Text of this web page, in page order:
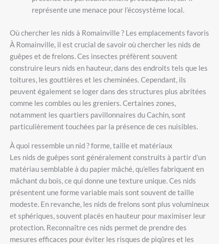
représente une menace pour l’écosystème local.
Où chercher les nids à Romainville ? Les emplacements favoris
À Romainville, il est crucial de savoir où chercher les nids de
guêpes et de frelons. Ces insectes préfèrent souvent
construire leurs nids en hauteur, dans des endroits tels que les
toitures, les gouttières et les cheminées. Cependant, ils
peuvent également se loger dans des structures plus abritées
comme les combles ou les greniers. Certaines zones,
notamment les quartiers pavillonnaires du Cachin, sont
particulièrement touchées par la présence de ces nuisibles.
À quoi ressemble un nid ? forme, taille et matériaux
Les nids de guêpes sont généralement construits à partir d’un
matériau semblable à du papier mâché, qu’elles fabriquent en
mâchant du bois, ce qui donne une texture unique. Ces nids
présentent une forme variable mais sont souvent de taille
modeste. En revanche, les nids de frelons sont plus volumineux
et sphériques, souvent placés en hauteur pour maximiser leur
protection. Reconnaître ces nids permet de prendre des
mesures efficaces pour éviter les risques de piqûres et les